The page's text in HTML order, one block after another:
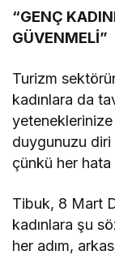
“GENÇ
GÜVENMELİ”
Turizm
kadınlara da
duygunuzu diri
çünkü her
Tibuk, 8 Mart
kadınlara şu
her adım,